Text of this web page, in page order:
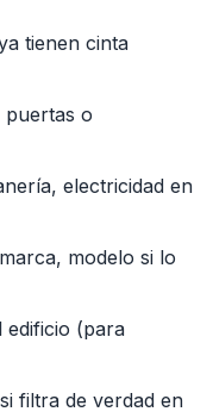
tienen cinta
puertas o
electricidad en
modelo si lo
edificio (para
filtra de verdad en